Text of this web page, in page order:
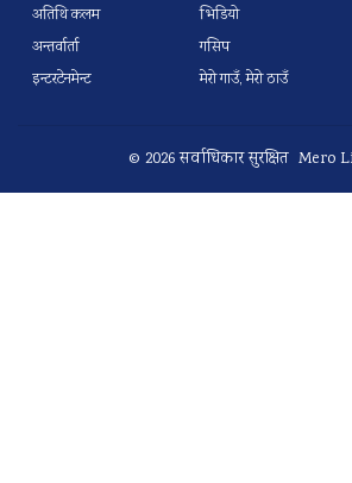
अतिथि कलम
अन्तर्वार्ता
इन्टरटेनमेन्ट
भिडियो
गसिप
मेरो गाउँ, मेरो ठाउँ
© 2026 सर्वाधिकार सुरक्षित Mero